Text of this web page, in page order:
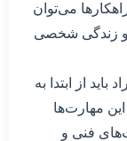
می‌توان
و زندگی شخصی
از ابتدا به
مهارت‌ها
فنی و